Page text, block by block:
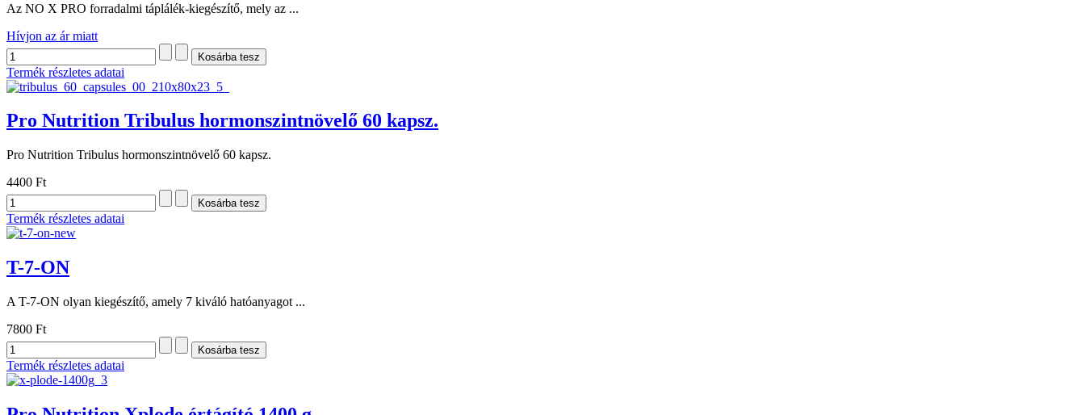
Az NO X PRO forradalmi táplálék-kiegészítő, mely az ...
Hívjon az ár miatt
Termék részletes adatai
Pro Nutrition Tribulus hormonszintnövelő 60 kapsz.
Pro Nutrition Tribulus hormonszintnövelő 60 kapsz.
4400 Ft
Termék részletes adatai
T-7-ON
A T-7-ON olyan kiegészítő, amely 7 kiváló hatóanyagot ...
7800 Ft
Termék részletes adatai